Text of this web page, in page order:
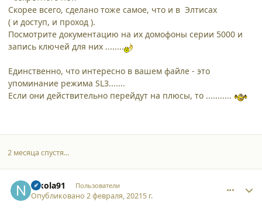
Скорее всего, сделано тоже самое, что и в Элтисах
( и доступ, и проход ).
Посмотрите документацию на их домофоны серии 5000 и
запись ключей для них ........
Единственно, что интересно в вашем файле - это
упоминание режима SL3.......
Если они действительно перейдут на плюсы, то ...........
2 месяца спустя...
nikola91 Пользователи
Опубликовано2 февраля, 20215 г.